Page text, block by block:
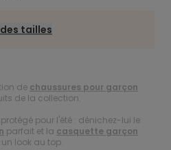
tailles
de chaussures pour garçon
de la collection.
pour l'été : dénichez-lui le
parfait et la casquette garçon
look au top.